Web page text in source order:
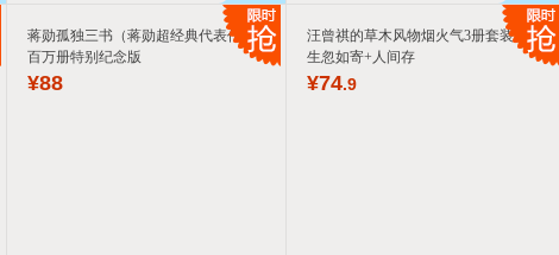
蒋勋孤独三书（蒋勋超经典代表作，
百万册特别纪念版
¥88
汪曾祺的草木风物烟火气3册套装：人
生忽如寄+人间存
¥74.9